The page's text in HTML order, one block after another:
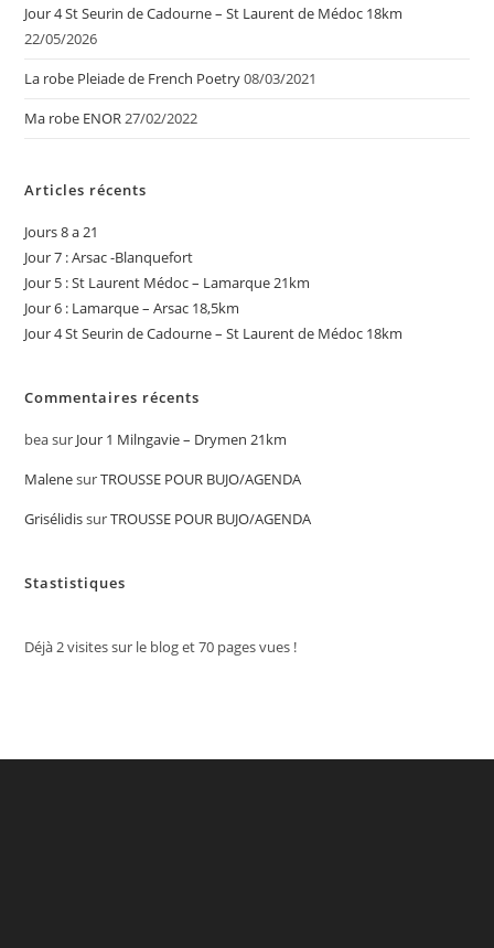
Jour 4 St Seurin de Cadourne – St Laurent de Médoc 18km
22/05/2026
La robe Pleiade de French Poetry08/03/2021
Ma robe ENOR27/02/2022
Articles récents
Jours 8 a 21
Jour 7 : Arsac -Blanquefort
Jour 5 : St Laurent Médoc – Lamarque 21km
Jour 6 : Lamarque – Arsac 18,5km
Jour 4 St Seurin de Cadourne – St Laurent de Médoc 18km
Commentaires récents
beasur Jour 1 Milngavie – Drymen 21km
MalenesurTROUSSE POUR BUJO/AGENDA
GrisélidissurTROUSSE POUR BUJO/AGENDA
Stastistiques
Déjà2visites sur le blog et70 pages vues !